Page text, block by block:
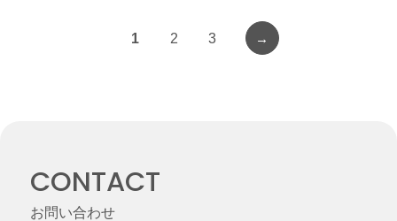
1 2 3 →
CONTACT
お問い合わせ